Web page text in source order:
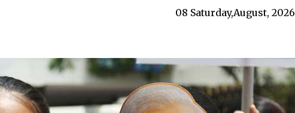
08 Saturday,August, 2026